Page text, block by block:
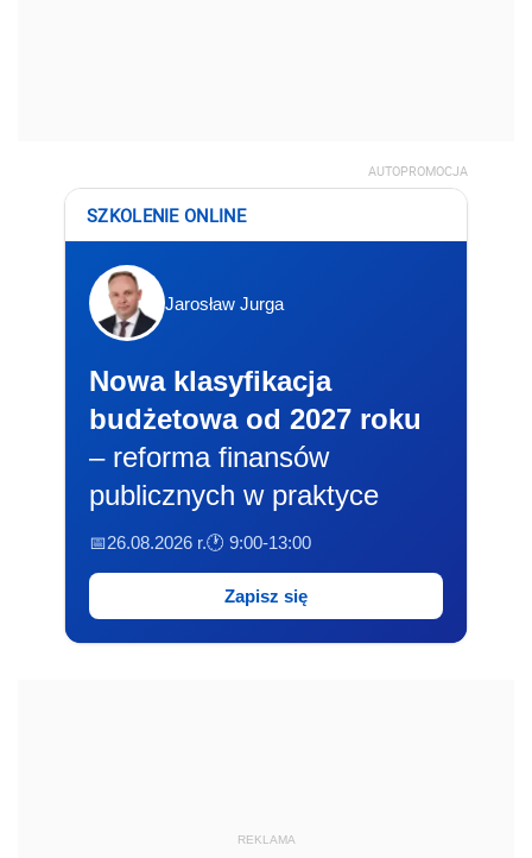
AUTOPROMOCJA
SZKOLENIE ONLINE
Jarosław Jurga
Nowa klasyfikacja
budżetowa od 2027 roku
– reforma finansów
publicznych w praktyce
📅26.08.2026 r.🕐 9:00-13:00
Zapisz się
REKLAMA